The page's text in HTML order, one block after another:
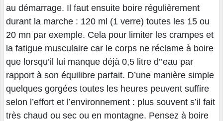
au démarrage. Il faut ensuite boire régulièrement
durant la marche : 120 ml (1 verre) toutes les 15 ou
20 mn par exemple. Cela pour limiter les crampes et
la fatigue musculaire car le corps ne réclame à boire
que lorsqu’il lui manque déjà 0,5 litre d’’eau par
rapport à son équilibre parfait. D’une manière simple
quelques gorgées toutes les heures peuvent suffire
selon l’effort et l’environnement : plus souvent s’il fait
très chaud ou sec ou en montagne. Pensez à boire